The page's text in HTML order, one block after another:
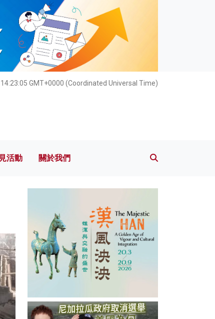
GMT+0000 (Coordinated Universal Time)
灼見活動 關於我們
活動 關於我們